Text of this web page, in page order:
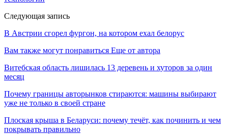
Следующая запись
В Австрии сгорел фургон, на котором ехал белорус
Вам также могут понравиться Еще от автора
Витебская область лишилась 13 деревень и хуторов за один
месяц
Почему границы авторынков стираются: машины выбирают
уже не только в своей стране
Плоская крыша в Беларуси: почему течёт, как починить и чем
покрывать правильно